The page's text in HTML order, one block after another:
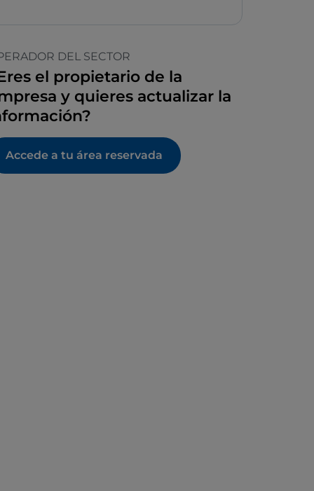
DEL SECTOR
el propietario de la
y quieres actualizar la
Accede a tu área reservada